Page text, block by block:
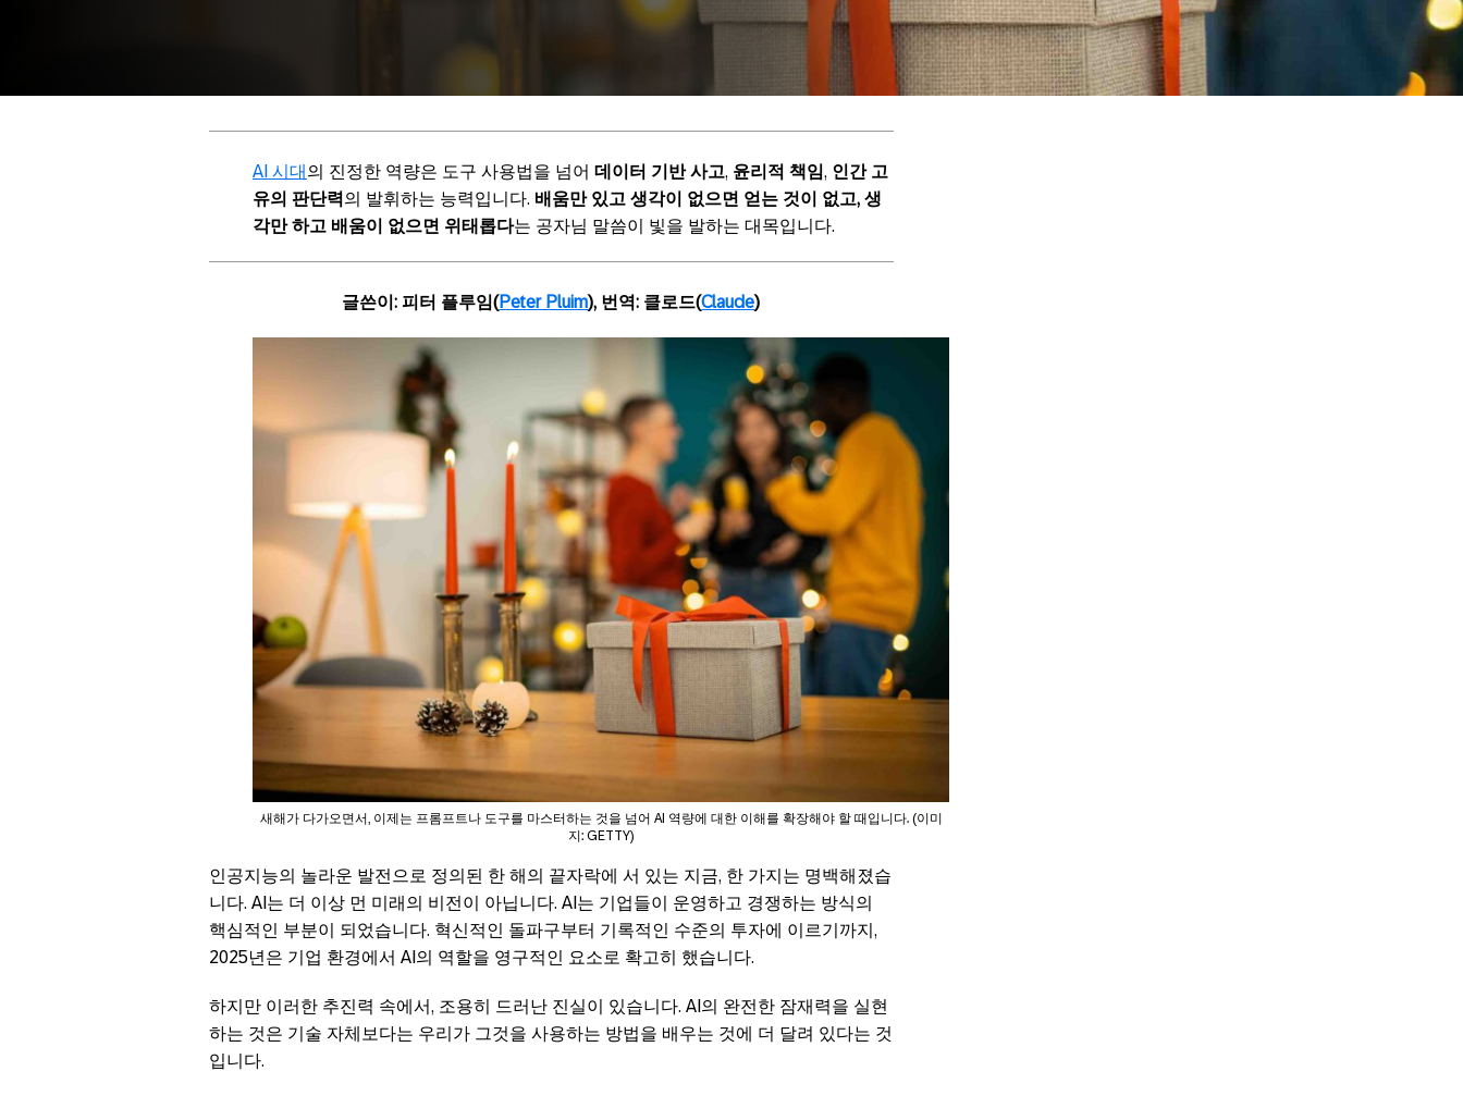
AI 시대 의 진정한 역량은 도구 사용법을 넘어 데이터 기반 사고, 윤리적 책임, 인간 고
유의 판단력의 발휘하는 능력입니다. 배움만 있고 생각이 없으면 얻는 것이 없고, 생
각만 하고 배움이 없으면 위태롭다는 공자님 말씀이 빛을 발하는 대목입니다.
글쓴이: 피터 플루임(Peter Pluim), 번역: 클로드(Claude)
새해가 다가오면서, 이제는 프롬프트나 도구를 마스터하는 것을 넘어 AI 역량에 대한 이해를 확장해야 할 때입니다. (이미
지: GETTY)
인공지능의 놀라운 발전으로 정의된 한 해의 끝자락에 서 있는 지금, 한 가지는 명백해졌습
니다. AI는 더 이상 먼 미래의 비전이 아닙니다. AI는 기업들이 운영하고 경쟁하는 방식의
핵심적인 부분이 되었습니다. 혁신적인 돌파구부터 기록적인 수준의 투자에 이르기까지,
2025년은 기업 환경에서 AI의 역할을 영구적인 요소로 확고히 했습니다.
하지만 이러한 추진력 속에서, 조용히 드러난 진실이 있습니다. AI의 완전한 잠재력을 실현
하는 것은 기술 자체보다는 우리가 그것을 사용하는 방법을 배우는 것에 더 달려 있다는 것
입니다.